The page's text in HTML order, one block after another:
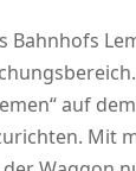
auf
Mit